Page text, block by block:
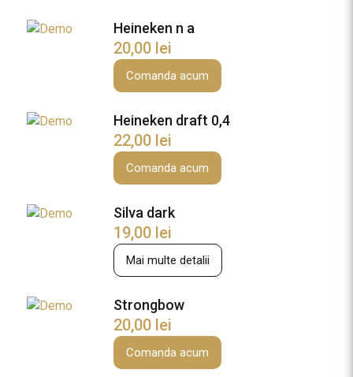
Heineken n a
20,00 lei
Comanda acum
Heineken draft 0,4
22,00 lei
Comanda acum
Silva dark
19,00 lei
Mai multe detalii
Strongbow
20,00 lei
Comanda acum